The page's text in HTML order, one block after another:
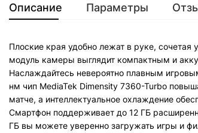
Описание Параметры
Плоские края удобно лежат в руке, сочетая
модуль камеры выглядит компактным и
Наслаждайтесь невероятно плавным
нм чип MediaTek Dimensity 7360-Turbo
матче, а интеллектуальное охлаждение
Смартфон поддерживает до 12 ГБ
ГБ вы можете уверенно загружать игры и